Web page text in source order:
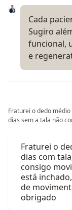
Cada
Sugiro
funcional,
e
Fraturei o dedo
dias sem a tala não
Fraturei o
dias com
consigo
está
de
obrigado